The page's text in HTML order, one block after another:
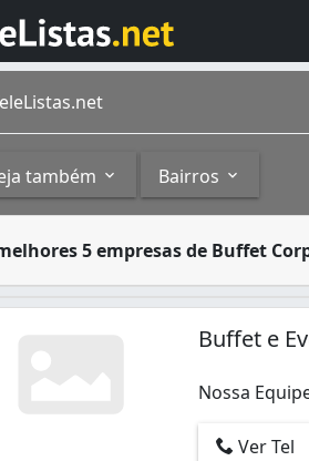
também Bairros
5 empresas de Buffet
de Aracaju é a capital do
Buffet e
Nossa
Nossa
Ver Tel